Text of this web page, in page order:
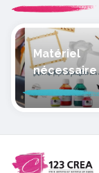
Matériel
nécessaire
peindre la